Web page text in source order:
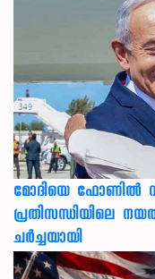
മോദിയെ ഫോണിൽ
പ്രതിസന്ധിയിലെ
ചർച്ചയായി